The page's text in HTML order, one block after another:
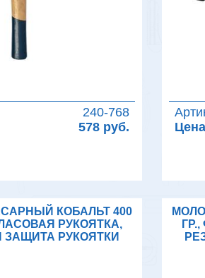
240-768
578 руб.
КОБАЛЬТ 400
РУКОЯТКА,
ЗАЩИТА РУКОЯТКИ